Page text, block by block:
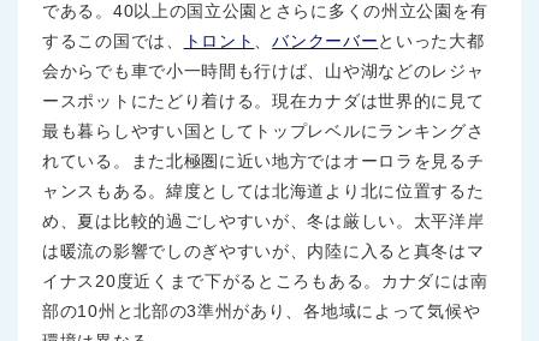
である。40以上の国立公園とさらに多くの州立公園を有
するこの国では、
トロント 、バンクーバーといった大都
会からでも車で小一時間も行けば、山や湖などのレジャ
ースポットにたどり着ける。現在カナダは世界的に見て
最も暮らしやすい国としてトップレベルにランキングさ
れている。また北極圏に近い地方ではオーロラを見るチ
ャンスもある。緯度としては北海道より北に位置するた
め、夏は比較的過ごしやすいが、冬は厳しい。太平洋岸
は暖流の影響でしのぎやすいが、内陸に入ると真冬はマ
イナス20度近くまで下がるところもある。カナダには南
部の10州と北部の3準州があり、各地域によって気候や